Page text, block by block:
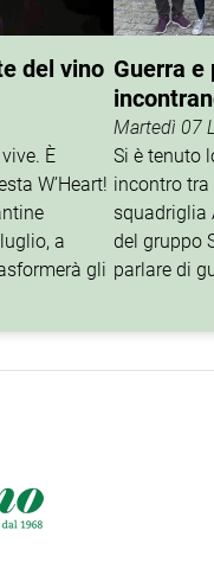
del vino
È
W’Heart!
a
gli
Guerra e
Martedì 07
Si è tenuto
incontro tra
squadriglia
del gruppo
parlare di